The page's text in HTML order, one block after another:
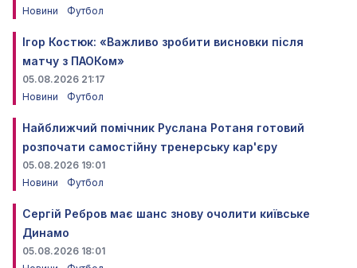
Новини
Футбол
Ігор Костюк: «Важливо зробити висновки після
матчу з ПАОКом»
05.08.2026 21:17
Новини
Футбол
Найближчий помічник Руслана Ротаня готовий
розпочати самостійну тренерську кар'єру
05.08.2026 19:01
Новини
Футбол
Сергій Ребров має шанс знову очолити київське
Динамо
05.08.2026 18:01